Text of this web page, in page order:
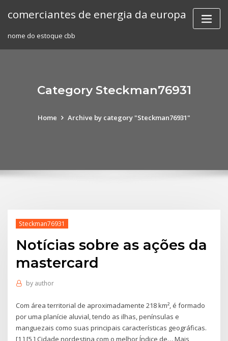
comerciantes de energia da europa
nome do estoque cbb
Category Steckman76931
Home Archive by category "Steckman76931"
Steckman76931
Notícias sobre as ações da
mastercard
by author
Com área territorial de aproximadamente 218 km², é formado
por uma planície aluvial, tendo as ilhas, penínsulas e
manguezais como suas principais características geográficas.
[1 ] [5 ] Cidade nordestina com o melhor Índice de… Mais